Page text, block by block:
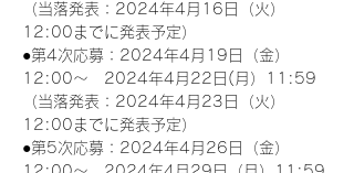
（当落発表：2024年4月16日（火）
12:00までに発表予定）
●第4次応募：2024年4月19日（金）
12:00～　2024年4月22日(月）11:59
（当落発表：2024年4月23日（火）
12:00までに発表予定）
●第5次応募：2024年4月26日（金）